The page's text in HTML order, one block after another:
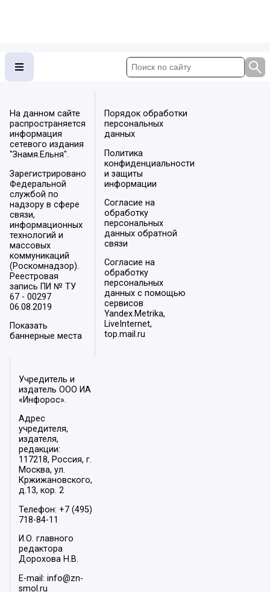
На данном сайте
распространяется
информация
сетевого издания
"Знамя.Ельня".
Зарегистрировано
Федеральной
службой по
надзору в сфере
связи,
информационных
технологий и
массовых
коммуникаций
(Роскомнадзор).
Реестровая
запись ПИ № ТУ
67 - 00297
06.08.2019
Показать
баннерные места
Порядок обработки
персональных
данных
Политика
конфиденциальности
и защиты
информации
Согласие на
обработку
персональных
данных обратной
связи
Согласие на
обработку
персональных
данных с помощью
сервисов
Yandex.Metrika,
LiveInternet,
top.mail.ru
Учредитель и
издатель ООО ИА
«Инфорос».
Адрес
учредителя,
издателя,
редакции:
117218, Россия, г.
Москва, ул.
Кржижановского,
д.13, кор. 2
Телефон: +7 (495)
718-84-11
И.О. главного
редактора
Дорохова Н.В.
E-mail: info@zn-
smol.ru